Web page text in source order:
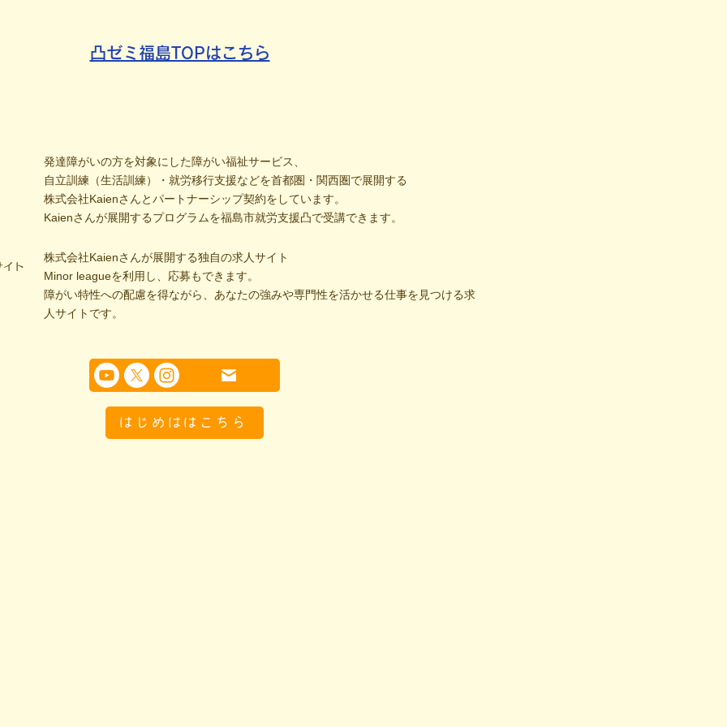
凸ゼミ福島TOPはこちら
発達障がいの方を対象にした障がい福祉サービス、
自立訓練（生活訓練）・就労移行支援などを首都圏・関西圏で展開する
株式会社Kaienさんとパートナーシップ契約をしています。
Kaienさんが展開するプログラムを福島市就労支援凸で受講できます。
ト
株式会社Kaienさんが展開する独自の求人サイト
Minor leagueを利用し、応募もできます。
障がい特性への配慮を得ながら、あなたの強みや専門性を活かせる仕事を見つける求
人サイトです。
はじめははこちら